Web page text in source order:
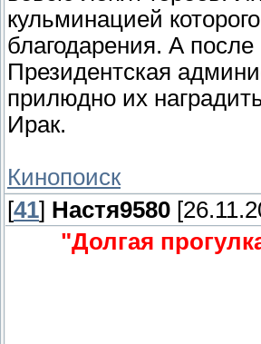
кульминацией
благодарения. А
Президентская
прилюдно их
Ирак.
Кинопоиск
[41] Настя9580
"Долгая